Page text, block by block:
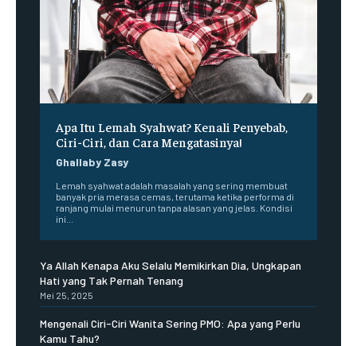
Apa Itu Lemah Syahwat? Kenali Penyebab,
Ciri-Ciri, dan Cara Mengatasinya!
Ghallaby Zasy
Lemah syahwat adalah masalah yang sering membuat
banyak pria merasa cemas, terutama ketika performa di
ranjang mulai menurun tanpa alasan yang jelas. Kondisi
ini...
Ya Allah Kenapa Aku Selalu Memikirkan Dia, Ungkapan
Hati yang Tak Pernah Tenang
Mei 25, 2025
Mengenali Ciri-Ciri Wanita Sering PMO: Apa yang Perlu
Kamu Tahu?